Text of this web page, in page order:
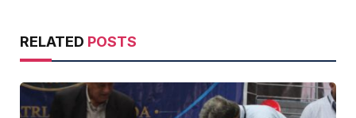
RELATED POSTS